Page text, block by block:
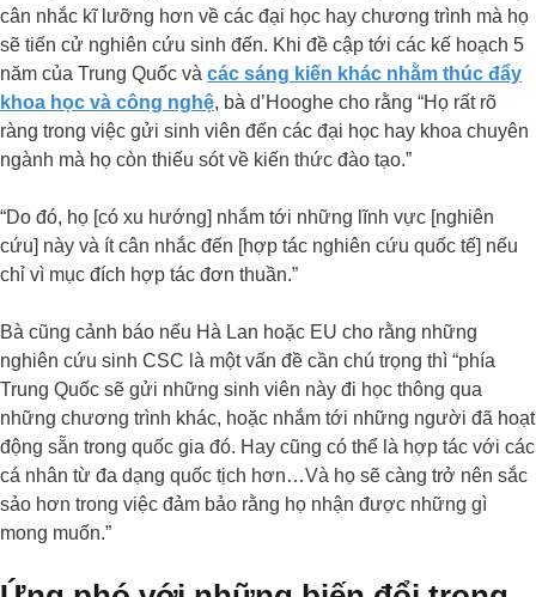
cân nhắc kĩ lưỡng hơn về các đại học hay chương trình mà họ
sẽ tiến cử nghiên cứu sinh đến. Khi đề cập tới các kế hoạch 5
năm của Trung Quốc và các sáng kiến khác nhằm thúc đẩy
khoa học và công nghệ, bà d’Hooghe cho rằng “Họ rất rõ
ràng trong việc gửi sinh viên đến các đại học hay khoa chuyên
ngành mà họ còn thiếu sót về kiến thức đào tạo.”
“Do đó, họ [có xu hướng] nhắm tới những lĩnh vực [nghiên
cứu] này và ít cân nhắc đến [hợp tác nghiên cứu quốc tế] nếu
chỉ vì mục đích hợp tác đơn thuần.”
Bà cũng cảnh báo nếu Hà Lan hoặc EU cho rằng những
nghiên cứu sinh CSC là một vấn đề cần chú trọng thì “phía
Trung Quốc sẽ gửi những sinh viên này đi học thông qua
những chương trình khác, hoặc nhắm tới những người đã hoạt
động sẵn trong quốc gia đó. Hay cũng có thể là hợp tác với các
cá nhân từ đa dạng quốc tịch hơn…Và họ sẽ càng trở nên sắc
sảo hơn trong việc đảm bảo rằng họ nhận được những gì
mong muốn.”